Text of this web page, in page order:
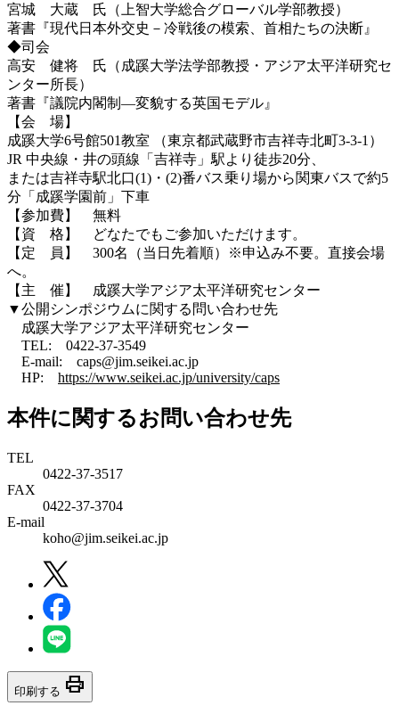
宮城 大蔵 氏（上智大学総合グローバル学部教授）
著書『現代日本外交史－冷戦後の模索、首相たちの決断』
◆司会
高安 健将 氏（成蹊大学法学部教授・アジア太平洋研究セ
ンター所長）
著書『議院内閣制―変貌する英国モデル』
【会 場】
成蹊大学6号館501教室 （東京都武蔵野市吉祥寺北町3-3-1）
JR 中央線・井の頭線「吉祥寺」駅より徒歩20分、
または吉祥寺駅北口(1)・(2)番バス乗り場から関東バスで約5
分「成蹊学園前」下車
【参加費】 無料
【資 格】 どなたでもご参加いただけます。
【定 員】 300名（当日先着順）※申込み不要。直接会場
へ。
【主 催】 成蹊大学アジア太平洋研究センター
▼公開シンポジウムに関する問い合わせ先
成蹊大学アジア太平洋研究センター
TEL: 0422-37-3549
E-mail: caps@jim.seikei.ac.jp
HP: https://www.seikei.ac.jp/university/caps
本件に関するお問い合わせ先
TEL
0422-37-3517
FAX
0422-37-3704
E-mail
koho@jim.seikei.ac.jp
印刷する print